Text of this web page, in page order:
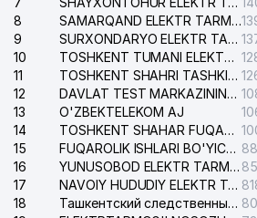
KATTA TANAFFUS BILIMDON
NODAVLAT TA'LIM
ANTEX AJ
MEGACOM MChJ
8
SAMARQAND ELEKTR TARMOQLARI AJ
9
SURXONDARYO ELEKTR TARMOQLARI AJ
10
TOSHKENT TUMANI ELEKTR TARMOG'I AVARIYA XIZMATI
11
TOSHKENT SHAHRI TASHKILOT TELEFONLARI HAQIDA MA'LUMOT BYUROSI
12
DAVLAT TEST MARKAZINING ISHONCH TELEFONLARI
13
O'ZBEKTELEKOM AJ
14
TOSHKENT SHAHAR FUQAROLIK ISHLARI BO'YICHA SUDI
15
FUQAROLIK ISHLARI BO'YICHA YAKKASAROY TUMANLARARO SUDI
16
YUNUSOBOD ELEKTR TARMOG'I NOSOZLIKLARI XIZMATI
17
NAVOIY HUDUDIY ELEKTR TARMOQLARI KORXONASI AJ
18
Ташкентский следственный изолятор